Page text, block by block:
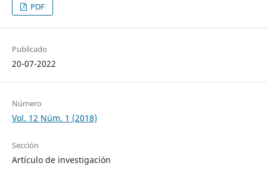
PDF
Publicado
20-07-2022
Número
Vol. 12 Núm. 1 (2018)
Sección
Artículo de investigación